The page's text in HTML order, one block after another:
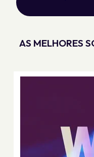
AS MELHORES